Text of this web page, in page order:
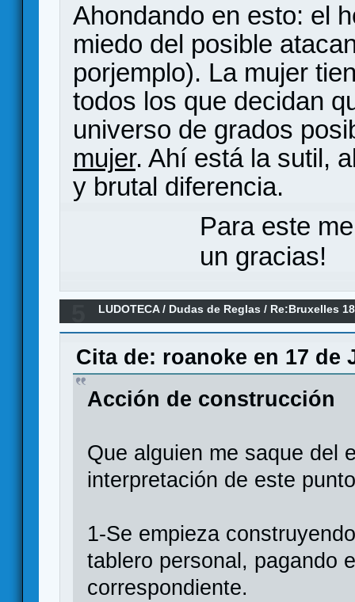
Ahondando en esto: el
miedo del posible
porjemplo). La mujer
todos los que decidan
universo de grados
mujer. Ahí está la sutil,
y brutal diferencia.
Para este
un gracias!
LUDOTECA/ Dudas de Reglas / Re:Bruxelles
Cita de: roanoke en 17 de
Acción de construcción
Que alguien me saque del
interpretación de este
1-Se empieza
tablero personal, pagando
correspondiente.